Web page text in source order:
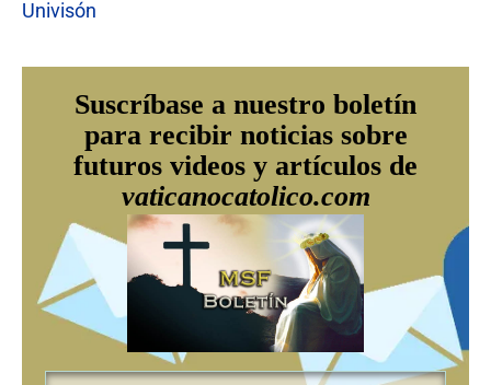
Univisón
Suscríbase a nuestro boletín
para recibir noticias sobre
futuros videos y artículos de
vaticanocatolico.com